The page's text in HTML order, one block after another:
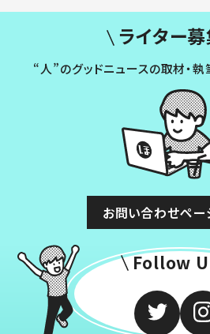
ライター募
“人”のグッドニュースの取材・
お問い合わせペー
Follow